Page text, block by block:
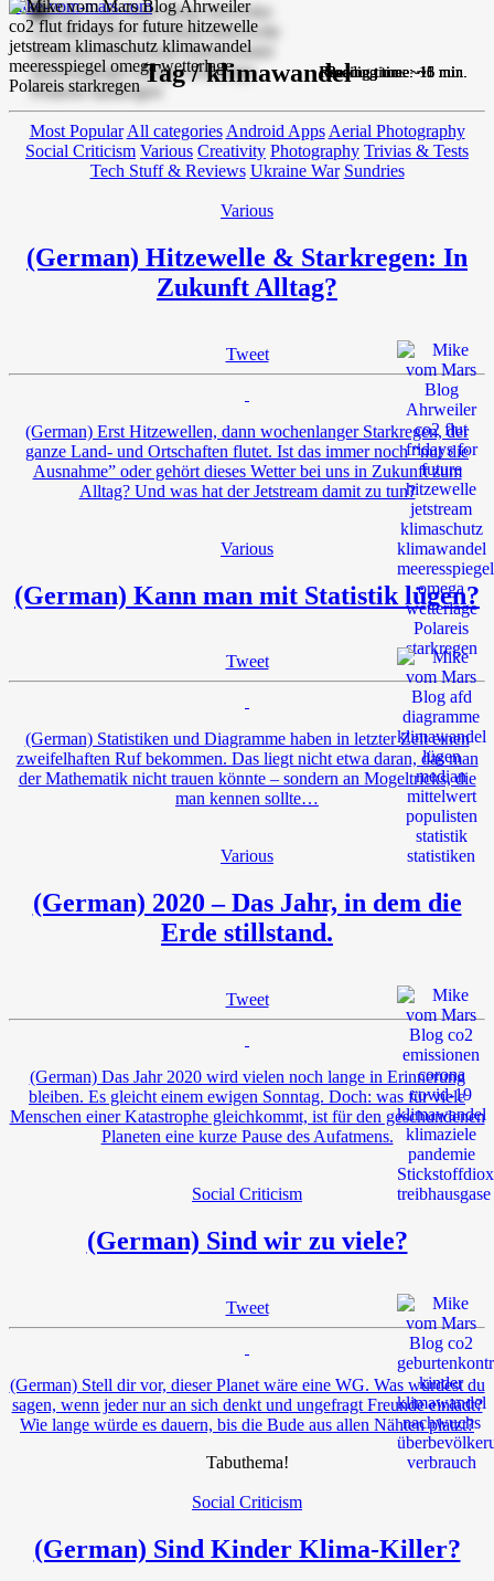
mike-vom-mars.com
Tag / klimawandel
Most Popular All categories Android Apps Aerial Photography
Social Criticism Various Creativity Photography Trivias & Tests
Tech Stuff & Reviews Ukraine War Sundries
Various
(German) Hitzewelle & Starkregen: In
Zukunft Alltag?
Tweet
Reading time: ~6 min.
(German) Erst Hitzewellen, dann wochenlanger Starkregen, der
ganze Land- und Ortschaften flutet. Ist das immer noch “nur die
Ausnahme” oder gehört dieses Wetter bei uns in Zukunft zum
Alltag? Und was hat der Jetstream damit zu tun?
Various
(German) Kann man mit Statistik lügen?
Tweet
Reading time: ~11 min.
(German) Statistiken und Diagramme haben in letzter Zeit einen
zweifelhaften Ruf bekommen. Das liegt nicht etwa daran, das man
der Mathematik nicht trauen könnte – sondern an Mogeltricks, die
man kennen sollte…
Various
(German) 2020 – Das Jahr, in dem die
Erde stillstand.
Tweet
Reading time: ~5 min.
(German) Das Jahr 2020 wird vielen noch lange in Erinnerung
bleiben. Es gleicht einem ewigen Sonntag. Doch: was für viele
Menschen einer Katastrophe gleichkommt, ist für den geschundenen
Planeten eine kurze Pause des Aufatmens.
Social Criticism
(German) Sind wir zu viele?
Tweet
Reading time: ~8 min.
(German) Stell dir vor, dieser Planet wäre eine WG. Was würdest du
sagen, wenn jeder nur an sich denkt und ungefragt Freunde einlädt?
Wie lange würde es dauern, bis die Bude aus allen Nähten platzt?
Tabuthema!
Social Criticism
(German) Sind Kinder Klima-Killer?
Reading time: ~16 min.